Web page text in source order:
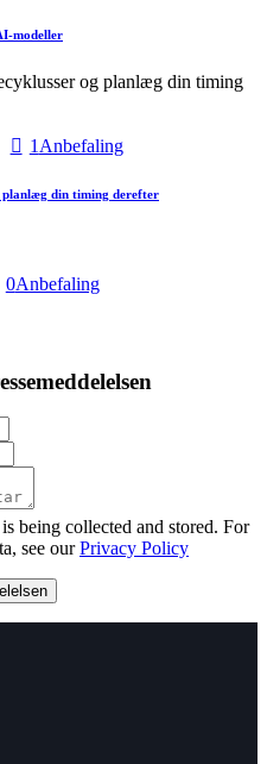
modeller
1 Anbefaling
planlæg din timing derefter
0Anbefaling
being collected and stored. For
see ourPrivacy Policy